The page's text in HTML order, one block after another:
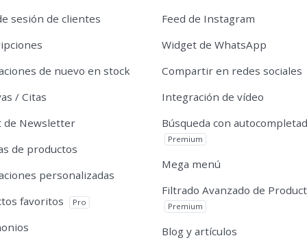
sesión de clientes
de nuevo en stock
/ Citas
de Newsletter
de productos
personalizadas
favoritos
Pro
Feed de Instagram
Widget de WhatsApp
Compartir en redes sociales
Integración de vídeo
Búsqueda con
Premium
Mega menú
Filtrado Avanzado de
Premium
Blog y artículos